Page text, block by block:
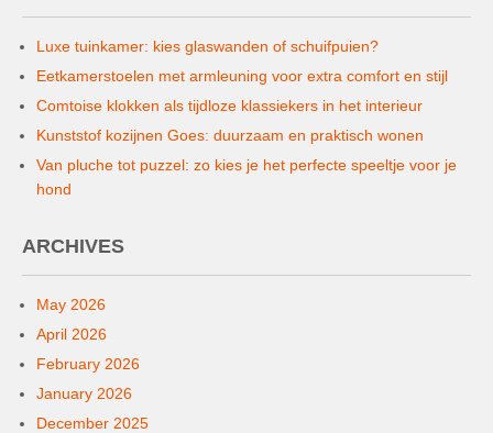
Luxe tuinkamer: kies glaswanden of schuifpuien?
Eetkamerstoelen met armleuning voor extra comfort en stijl
Comtoise klokken als tijdloze klassiekers in het interieur
Kunststof kozijnen Goes: duurzaam en praktisch wonen
Van pluche tot puzzel: zo kies je het perfecte speeltje voor je
hond
ARCHIVES
May 2026
April 2026
February 2026
January 2026
December 2025